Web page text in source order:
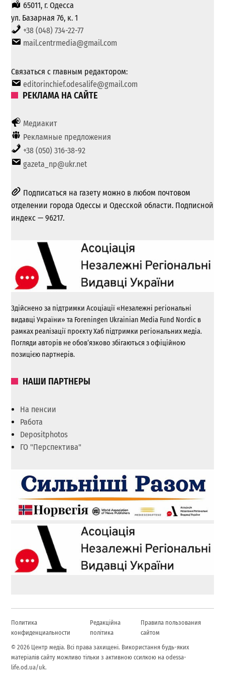
65011, г. Одесса
ул. Базарная 76, к. 1
+38 (048) 734-22-77
mail.centrmedia@gmail.com
Связаться с главным редактором:
editorinchief.odesalife@gmail.com
РЕКЛАМА НА САЙТЕ
Медиакит
Рекламные предложения
+38 (050) 316-38-92
gazeta_np@ukr.net
Подписаться на газету можно в любом почтовом
отделении города Одессы и Одесской области. Подписной
индекс — 96217.
Здійснено за підтримки Асоціації «Незалежні регіональні
видавці України» та Foreningen Ukrainian Media Fund Nordic в
рамках реалізації проєкту Хаб підтримки регіональних медіа.
Погляди авторів не обов’язково збігаються з офіційною
позицією партнерів.
НАШИ ПАРТНЕРЫ
На пенсии
Работа
Depositphotos
ГО "Перспектива"
Политика
конфиденциальности
Редакційна
політика
Правила пользования
сайтом
© 2026 Центр медіа. Всі права захищені. Використання будь-яких
матеріалів сайту можливо тільки з активною ссилкою на odessa-
life.od.ua/uk.